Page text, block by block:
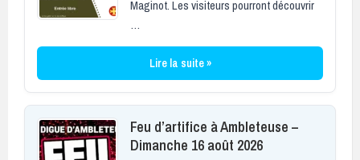
Maginot. Les visiteurs pourront découvrir
…
Lire la suite »
Feu d’artifice à Ambleteuse –
Dimanche 16 août 2026